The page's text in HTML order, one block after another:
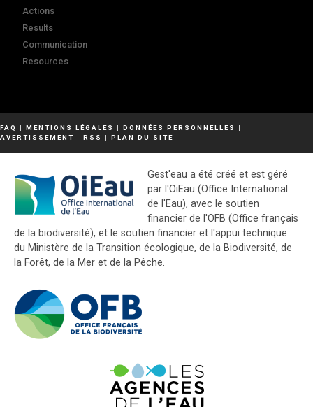
Actions
Results
Communication
Resources
FAQ | MENTIONS LÉGALES | DONNÉES PERSONNELLES
|
AVERTISSEMENT | RSS | PLAN DU SITE
Gest'eau a été créé et est géré
par l'OiEau (Office International
de l'Eau), avec le soutien
financier de l'OFB (Office français
de la biodiversité), et le soutien financier et l'appui technique
du Ministère de la Transition écologique, de la Biodiversité, de
la Forêt, de la Mer et de la Pêche.